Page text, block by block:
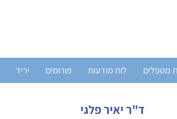
מטפלים לוח מודעות פורומים יריד
ד"ר יאיר פלגי